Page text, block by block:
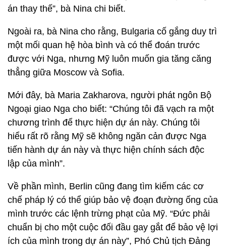
án thay thế”, bà Nina chi biết.
Ngoài ra, bà Nina cho rằng, Bulgaria cố gắng duy trì
một mối quan hệ hòa bình và có thể đoán trước
được với Nga, nhưng Mỹ luôn muốn gia tăng căng
thẳng giữa Moscow và Sofia.
Mới đây, bà Maria Zakharova, người phát ngôn Bộ
Ngoại giao Nga cho biết: “Chúng tôi đã vạch ra một
chương trình để thực hiện dự án này. Chúng tôi
hiểu rất rõ rằng Mỹ sẽ không ngăn cản được Nga
tiến hành dự án này và thực hiện chính sách độc
lập của mình”.
Về phần mình, Berlin cũng đang tìm kiếm các cơ
chế pháp lý có thể giúp bảo vệ đoạn đường ống của
mình trước các lệnh trừng phạt của Mỹ. “Đức phải
chuẩn bị cho một cuộc đối đầu gay gắt để bảo vệ lợi
ích của mình trong dự án này”, Phó Chủ tịch Đảng